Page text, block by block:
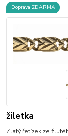
Doprava ZDARMA
žiletka
Zlatý řetízek ze